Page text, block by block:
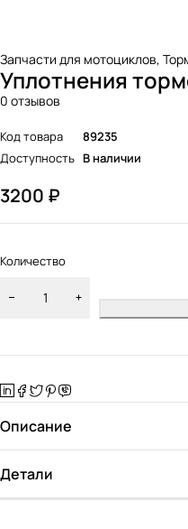
Запчасти для мотоциклов,
Уплотнения
0 отзывов
Код товара
89235
Доступность В наличии
3200 ₽
Количество
Описание
Детали